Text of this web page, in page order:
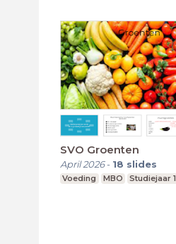
SVO Groenten
April 2026- 18 slides
Voeding MBO Studiejaar 1